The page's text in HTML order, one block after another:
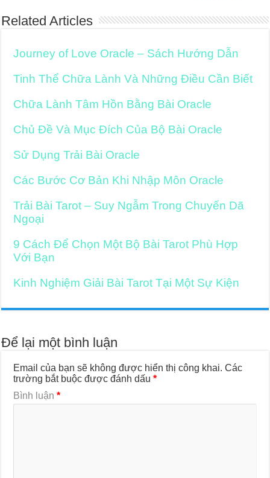
Related Articles
Journey of Love Oracle – Sách Hướng Dẫn
Tinh Thể Chữa Lành Và Những Điều Cần Biết
Chữa Lành Tâm Hồn Bằng Bài Oracle
Chủ Đề Và Mục Đích Của Bộ Bài Oracle
Sử Dụng Trải Bài Oracle
Các Bước Cơ Bản Khi Nhập Môn Oracle
Trải Bài Tarot – Suy Ngẫm Trong Chuyến Dã
Ngoại
9 Cách Để Chọn Một Bộ Bài Tarot Phù Hợp
Với Bạn
Kinh Nghiệm Giải Bài Tarot Tại Một Sự Kiện
Để lại một bình luận
Email của bạn sẽ không được hiển thị công khai. Các
trường bắt buộc được đánh dấu*
Bình luận*